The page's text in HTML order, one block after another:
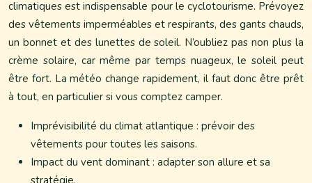
climatiques est indispensable pour le cyclotourisme. Prévoyez
des vêtements imperméables et respirants, des gants chauds,
un bonnet et des lunettes de soleil. N’oubliez pas non plus la
crème solaire, car même par temps nuageux, le soleil peut
être fort. La météo change rapidement, il faut donc être prêt
à tout, en particulier si vous comptez camper.
Imprévisibilité du climat atlantique : prévoir des
vêtements pour toutes les saisons.
Impact du vent dominant : adapter son allure et sa